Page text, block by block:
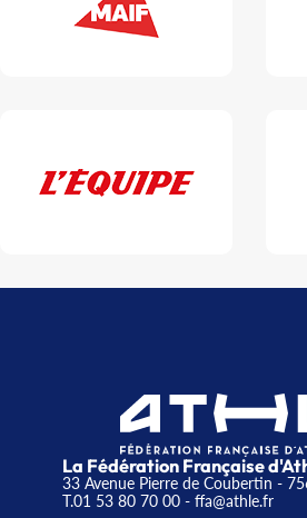
La Fédération Française
33 Avenue Pierre de Coubertin -
T.01 53 80 70 00- ffa@athle.fr